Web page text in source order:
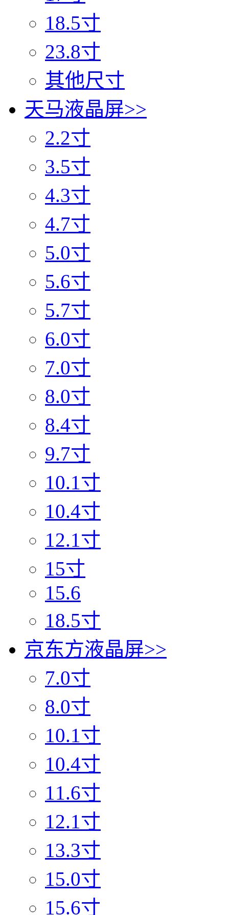
18.5寸
23.8寸
其他尺寸
天马液晶屏>>
2.2寸
3.5寸
4.3寸
4.7寸
5.0寸
5.6寸
5.7寸
6.0寸
7.0寸
8.0寸
8.4寸
9.7寸
10.1寸
10.4寸
12.1寸
15寸
15.6
18.5寸
京东方液晶屏>>
7.0寸
8.0寸
10.1寸
10.4寸
11.6寸
12.1寸
13.3寸
15.0寸
15.6寸